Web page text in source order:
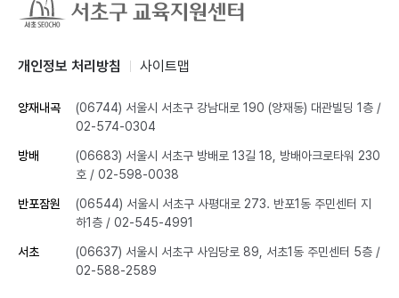
개인정보 처리방침 사이트맵
양재내곡 (06744) 서울시 서초구 강남대로 190 (양재동) 대관빌딩 1층 /
02-574-0304
방배
(06683) 서울시 서초구 방배로 13길 18, 방배아크로타워 230
호 / 02-598-0038
반포잠원
(06544) 서울시 서초구 사평대로 273. 반포1동 주민센터 지
하1층 / 02-545-4991
서초 (06637) 서울시 서초구 사임당로 89, 서초1동 주민센터 5층 /
02-588-2589